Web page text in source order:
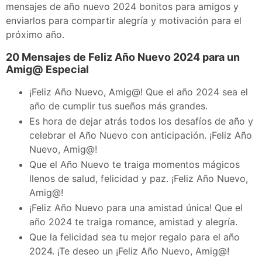
mensajes de año nuevo 2024 bonitos para amigos y
enviarlos para compartir alegría y motivación para el
próximo año.
20 Mensajes de Feliz Año Nuevo 2024 para un
Amig@ Especial
¡Feliz Año Nuevo, Amig@! Que el año 2024 sea el
año de cumplir tus sueños más grandes.
Es hora de dejar atrás todos los desafíos de año y
celebrar el Año Nuevo con anticipación. ¡Feliz Año
Nuevo, Amig@!
Que el Año Nuevo te traiga momentos mágicos
llenos de salud, felicidad y paz. ¡Feliz Año Nuevo,
Amig@!
¡Feliz Año Nuevo para una amistad única! Que el
año 2024 te traiga romance, amistad y alegría.
Que la felicidad sea tu mejor regalo para el año
2024. ¡Te deseo un ¡Feliz Año Nuevo, Amig@!